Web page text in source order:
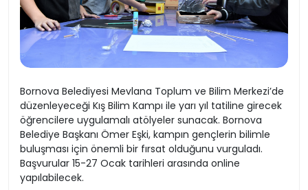
Bornova Belediyesi Mevlana Toplum ve Bilim Merkezi’de
düzenleyeceği Kış Bilim Kampı ile yarı yıl tatiline girecek
öğrencilere uygulamalı atölyeler sunacak. Bornova
Belediye Başkanı Ömer Eşki, kampın gençlerin bilimle
buluşması için önemli bir fırsat olduğunu vurguladı.
Başvurular 15-27 Ocak tarihleri arasında online
yapılabilecek.